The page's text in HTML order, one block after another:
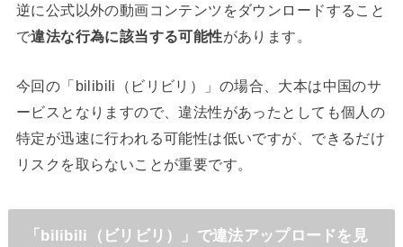
逆に公式以外の動画コンテンツをダウンロードすること
で違法な行為に該当する可能性があります。
今回の「bilibili（ビリビリ）」の場合、大本は中国のサ
ービスとなりますので、違法性があったとしても個人の
特定が迅速に行われる可能性は低いですが、できるだけ
リスクを取らないことが重要です。
「bilibili（ビリビリ）」で違法アップロードを見